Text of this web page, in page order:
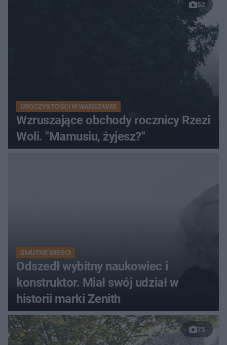
52
UROCZYSTOŚCI W WARSZAWIE
Wzruszające obchody rocznicy Rzezi
Woli. "Mamusiu, żyjesz?"
SMUTNE WIEŚCI
Odszedł wybitny naukowiec i
konstruktor. Miał swój udział w
historii marki Zenith
75